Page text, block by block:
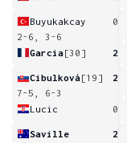
Buyukakcay
0
2-6, 3-6
Garcia[30] 2
Cibulková[19]
2
7-5, 6-3
Lucic
0
Saville
2